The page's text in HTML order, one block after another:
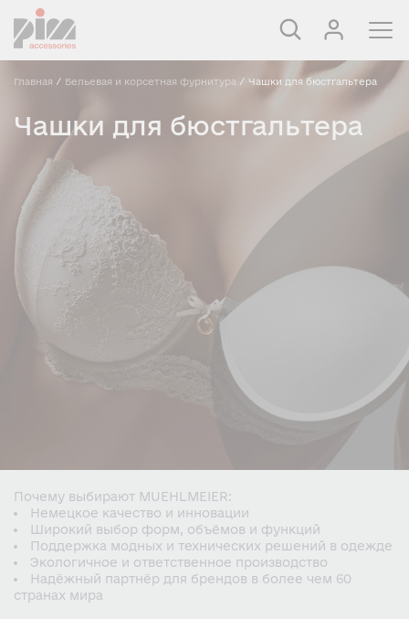
Главная / Бельевая и корсетная фурнитура / Чашки для бюстгальтера
Чашки для бюстгальтера
Почему выбирают MUEHLMEIER:
Немецкое качество и инновации
Широкий выбор форм, объёмов и функций
Поддержка модных и технических решений в одежде
Экологичное и ответственное производство
Надёжный партнёр для брендов в более чем 60
странах мира